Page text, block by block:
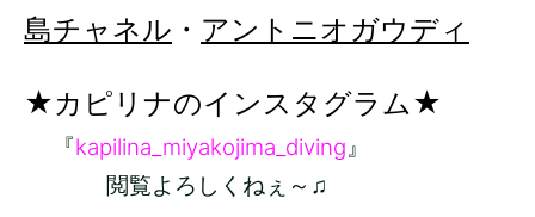
島チャネル ・ アントニオガウディ
★カピリナのインスタグラム★
『kapilina_miyakojima_diving』
閲覧よろしくねぇ～♫